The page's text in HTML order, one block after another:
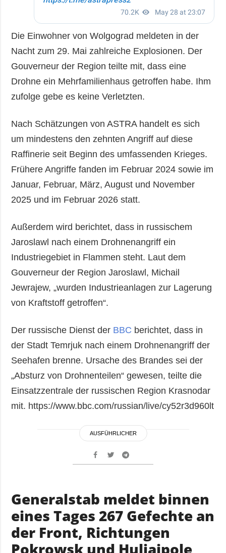
Die Einwohner von Wolgograd meldeten in der
Nacht zum 29. Mai zahlreiche Explosionen. Der
Gouverneur der Region teilte mit, dass eine
Drohne ein Mehrfamilienhaus getroffen habe. Ihm
zufolge gebe es keine Verletzten.
Nach Schätzungen von ASTRA handelt es sich
um mindestens den zehnten Angriff auf diese
Raffinerie seit Beginn des umfassenden Krieges.
Frühere Angriffe fanden im Februar 2024 sowie im
Januar, Februar, März, August und November
2025 und im Februar 2026 statt.
Außerdem wird berichtet, dass in russischem
Jaroslawl nach einem Drohnenangriff ein
Industriegebiet in Flammen steht. Laut dem
Gouverneur der Region Jaroslawl, Michail
Jewrajew, „wurden Industrieanlagen zur Lagerung
von Kraftstoff getroffen“.
Der russische Dienst der BBC berichtet, dass in
der Stadt Temrjuk nach einem Drohnenangriff der
Seehafen brenne. Ursache des Brandes sei der
„Absturz von Drohnenteilen“ gewesen, teilte die
Einsatzzentrale der russischen Region Krasnodar
mit. https://www.bbc.com/russian/live/cy52r3d960lt
AUSFÜHRLICHER
Generalstab meldet binnen
eines Tages 267 Gefechte an
der Front, Richtungen
Pokrowsk und Huljaipole